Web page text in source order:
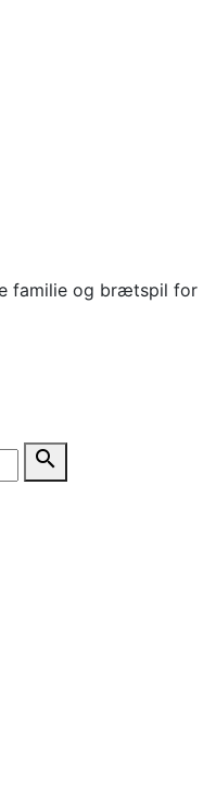
familie og brætspil for
search